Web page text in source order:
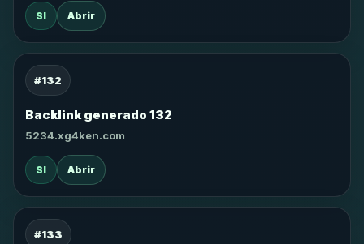
SI Abrir
#132
Backlink generado 132
5234.xg4ken.com
SI Abrir
#133